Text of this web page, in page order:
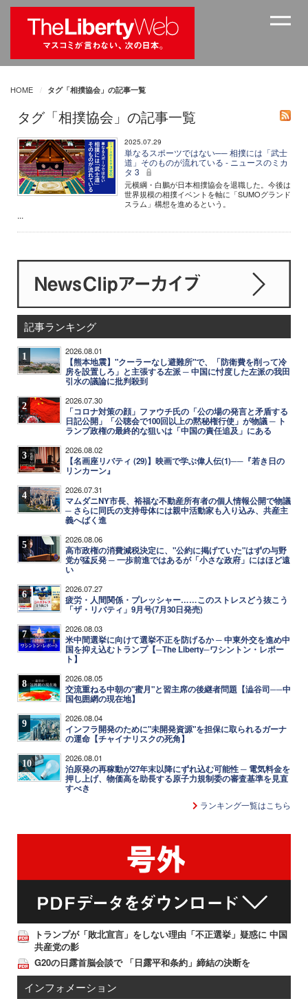
HOME タグ「相撲協会」の記事一覧
タグ「相撲協会」の記事一覧
2025.07.29
単なるスポーツではない── 相撲には「武士
道」そのものが流れている - ニュースのミカ
タ 3
元横綱・白鵬が日本相撲協会を退職した。今後は
世界規模の相撲イベントを軸に「SUMOグランド
スラム」構想を進めるという。
...
記事ランキング
1 2026.08.01
【熊本地震】"クーラーなし避難所"で、「防衛費を削って冷
房を設置しろ」と主張する左派 ─ 中国に忖度した左派の我田
引水の議論に批判殺到
2 2026.07.30
「コロナ対策の顔」ファウチ氏の「公の場の発言と矛盾する
日記公開」「公聴会で100回以上の黙秘権行使」が物議 ─ ト
ランプ政権の最終的な狙いは「中国の責任追及」にある
3 2026.08.02
【名画座リバティ (29)】映画で学ぶ偉人伝(1)──『若き日の
リンカーン』
4 2026.07.31
マムダニNY市長、裕福な不動産所有者の個人情報公開で物議
─ さらに同氏の支持母体には親中活動家も入り込み、共産主
義へばく進
5 2026.08.06
高市政権の消費減税決定に、"公約に掲げていた"はずの与野
党が猛反発 ─ 一歩前進ではあるが「小さな政府」にはほど遠
い
6 2026.07.27
疲労・人間関係・プレッシャー……このストレスどう抜こう
「ザ・リバティ」9月号(7月30日発売)
7 2026.08.03
米中間選挙に向けて選挙不正を防げるか ─ 中東外交を進め中
国を抑え込むトランプ【─The Liberty─ワシントン・レポー
ト】
8 2026.08.05
交流重ねる中朝の"蜜月"と習主席の後継者問題【澁谷司──中
国包囲網の現在地】
9 2026.08.04
インフラ開発のために"未開発資源"を担保に取られるガーナ
の運命【チャイナリスクの死角】
10 2026.08.01
泊原発の再稼動が27年末以降にずれ込む可能性 ─ 電気料金を
押し上げ、物価高を助長する原子力規制委の審査基準を見直
すべき
ランキング一覧はこちら
トランプが「敗北宣言」をしない理由「不正選挙」疑惑に 中国
共産党の影
G20の日露首脳会談で 「日露平和条約」締結の決断を
インフォメーション